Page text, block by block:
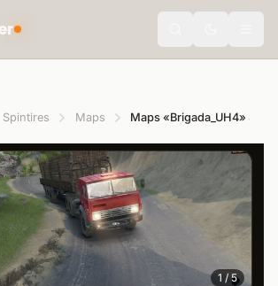
Spintires Maps
1 / 5